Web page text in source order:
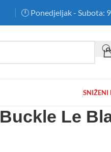
🕛 Ponedjeljak - Subota:
SNIŽENI
Le